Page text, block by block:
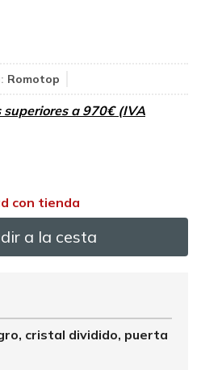
Romotop
a 970€ (IVA
a la cesta
cristal dividido, puerta